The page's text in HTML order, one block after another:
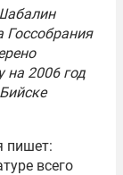
Госсобрания
на 2006 год
пишет:
всего